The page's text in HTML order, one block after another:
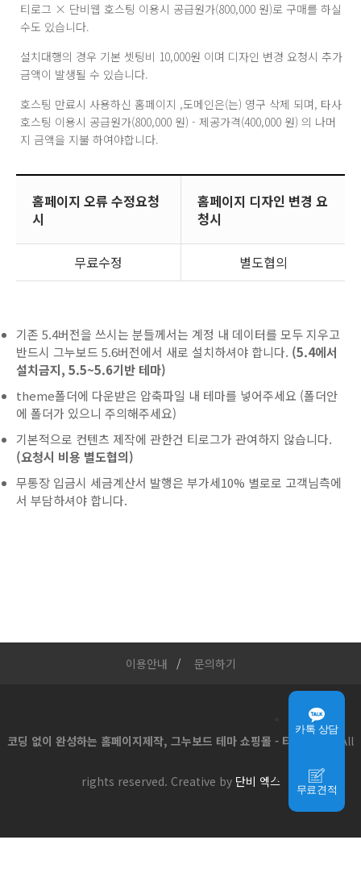
카톡 상담
무료견적
티로그 × 단비웹 호스팅 이용시 공급원가(800,000 원)로 구매를 하실
수도 있습니다.
설치대행의 경우 기본 셋팅비 10,000원 이며 디자인 변경 요청시 추가
금액이 발생될 수 있습니다.
호스팅 만료시 사용하신 홈페이지 ,도메인은(는) 영구 삭제 되며, 타사
호스팅 이용시 공급원가(800,000 원) - 제공가격(400,000 원) 의 나머
지 금액을 지불 하여야합니다.
홈페이지 오류 수정요청
시
홈페이지 디자인 변경 요
청시
무료수정 별도협의
기존 5.4버전을 쓰시는 분들께서는 계정 내 데이터를 모두 지우고
반드시 그누보드 5.6버전에서 새로 설치하셔야 합니다. (5.4에서
설치금지, 5.5~5.6기반 테마)
theme폴더에 다운받은 압축파일 내 테마를 넣어주세요 (폴더안
에 폴더가 있으니 주의해주세요)
기본적으로 컨텐츠 제작에 관한건 티로그가 관여하지 않습니다.
(요청시 비용 별도협의)
무통장 입금시 세금계산서 발행은 부가세10% 별로로 고객님측에
서 부담하셔야 합니다.
이용안내 문의하기
코딩 없이 완성하는 홈페이지제작, 그누보드 테마 쇼핑몰 - 티로그몰 All
rights reserved. Creative by 단비 엑스